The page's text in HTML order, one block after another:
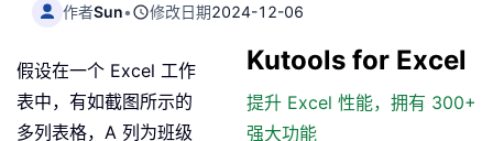
作者Sun• 修改日期2024-12-06
Kutools for Excel
提升 Excel 性能，拥有 300+
强大功能
假设在一个 Excel 工作
表中，有如截图所示的
多列表格，A 列为班级